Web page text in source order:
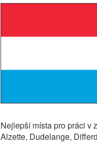
Nejlepší místa pro práci v
Alzette, Dudelange,